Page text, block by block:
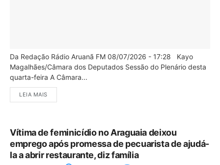
Da Redação Rádio Aruanã FM 08/07/2026 - 17:28 Kayo
Magalhães/Câmara dos Deputados Sessão do Plenário desta
quarta-feira A Câmara...
LEIA MAIS
Vítima de feminicídio no Araguaia deixou
emprego após promessa de pecuarista de ajudá-
la a abrir restaurante, diz família